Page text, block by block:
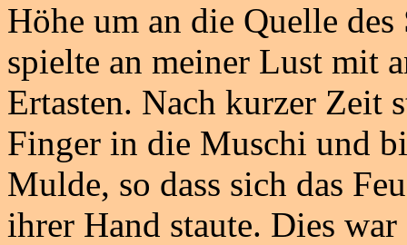
Höhe um an die Quelle
spielte an meiner Lust mit
Ertasten. Nach kurzer Zeit
Finger in die Muschi und
Mulde, so dass sich das
ihrer Hand staute. Dies